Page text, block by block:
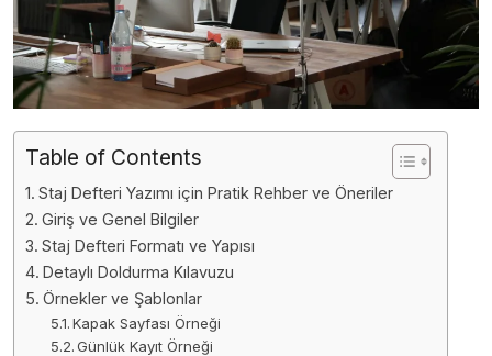
Table of Contents
Staj Defteri Yazımı için Pratik Rehber ve Öneriler
Giriş ve Genel Bilgiler
Staj Defteri Formatı ve Yapısı
Detaylı Doldurma Kılavuzu
Örnekler ve Şablonlar
Kapak Sayfası Örneği
Günlük Kayıt Örneği